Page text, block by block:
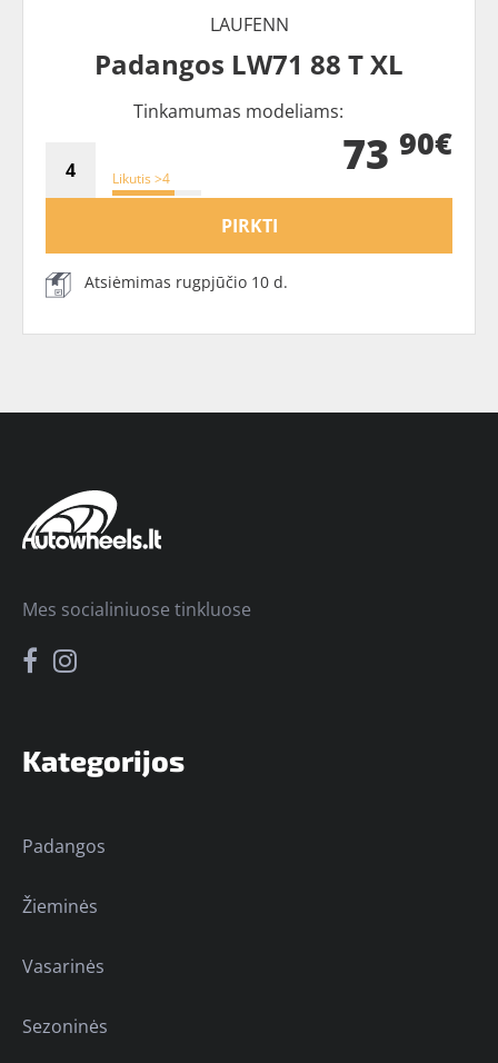
LAUFENN
Padangos LW71 88 T XL
Tinkamumas modeliams:
Likutis >4 73 90€
PIRKTI
Atsiėmimas rugpjūčio 10 d.
Kategorijos
Padangos
Žieminės
Vasarinės
Sezoninės
Mes socialiniuose tinkluose